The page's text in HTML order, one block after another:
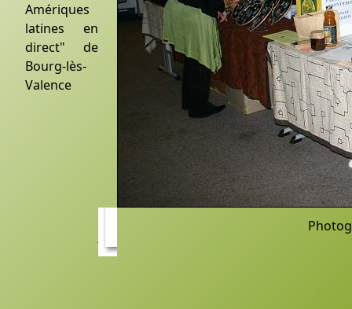
Amériques
latines en
direct" de
Bourg-lès-
Valence